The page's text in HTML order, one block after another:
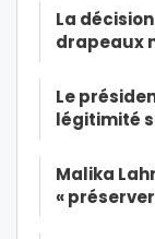
La
drapeaux
Le
légitimité
Malika
«